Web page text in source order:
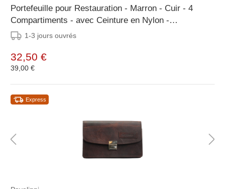
Portefeuille pour Restauration - Marron - Cuir - 4
Compartiments - avec Ceinture en Nylon -
190x100x20mm
1-3 jours ouvrés
32,50 €
39,00 €
Express